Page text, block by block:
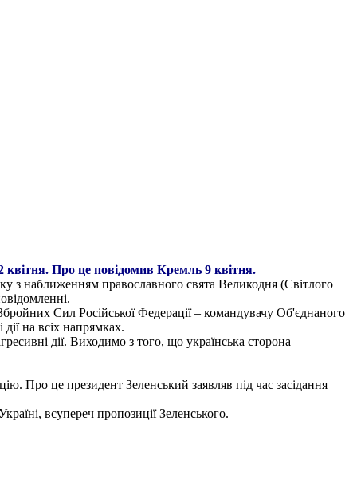
квітня. Про це повідомив Кремль 9 квітня.
з наближенням православного свята Великодня (Світлого
Сил Російської Федерації – командувачу Об'єднаного
на всіх напрямках.
дії. Виходимо з того, що українська сторона
Про це президент Зеленський заявляв під час засідання
всупереч пропозиції Зеленського.